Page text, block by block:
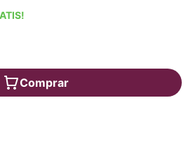
Comprar